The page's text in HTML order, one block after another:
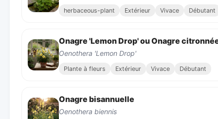
herbaceous-plant Extérieur Vivace Débutant
Onagre 'Lemon Drop' ou Onagre
Oenothera 'Lemon Drop'
Plante à fleurs Extérieur Vivace Débutant
Onagre bisannuelle
Oenothera biennis